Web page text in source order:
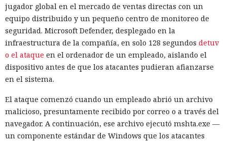
jugador global en el mercado de ventas directas con un
equipo distribuido y un pequeño centro de monitoreo de
seguridad. Microsoft Defender, desplegado en la
infraestructura de la compañía, en solo 128 segundos detuv
o el ataque en el ordenador de un empleado, aislando el
dispositivo antes de que los atacantes pudieran afianzarse
en el sistema.
El ataque comenzó cuando un empleado abrió un archivo
malicioso, presuntamente recibido por correo o a través del
navegador. A continuación, ese archivo ejecutó mshta.exe —
un componente estándar de Windows que los atacantes